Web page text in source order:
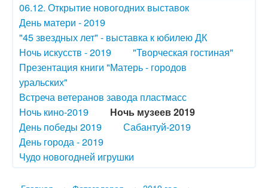
06.12. Открытие новогодних выставок
День матери - 2019
"45 звездных лет" - выставка к юбилею ДК
Ночь искусств - 2019
"Творческая гостиная"
Презентация книги "Матерь - городов
уральских"
Встреча ветеранов завода пластмасс
Ночь кино-2019
Ночь музеев 2019
День победы 2019
Сабантуй-2019
День города - 2019
Чудо новогодней игрушки